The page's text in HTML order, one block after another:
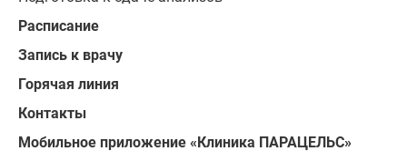
Расписание
Запись к врачу
Горячая линия
Контакты
Мобильное приложение «Клиника ПАРАЦЕЛЬС»